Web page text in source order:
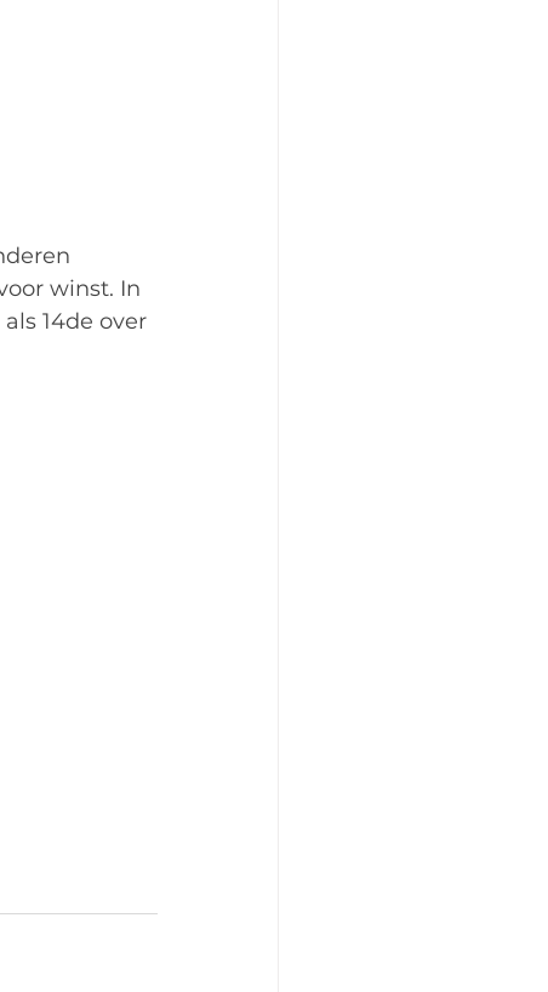
winst. In
14de over